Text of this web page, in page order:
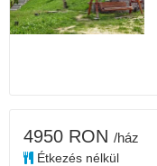
4950 RON /ház
Étkezés nélkül